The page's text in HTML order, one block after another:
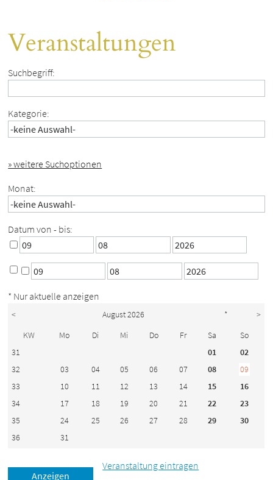
Veranstaltungen
Suchbegriff:
Kategorie:
» weitere Suchoptionen
Monat:
Datum von - bis:
* Nur aktuelle anzeigen
< August 2026 *
>
KW
Mo Di Mi Do Fr Sa
So
31
01
02
32
03 04 05 06 07 08
09
33
10 11 12 13 14 15
16
34
17 18 19 20 21 22
23
35
24 25 26 27 28 29
30
36
31
Veranstaltung eintragen